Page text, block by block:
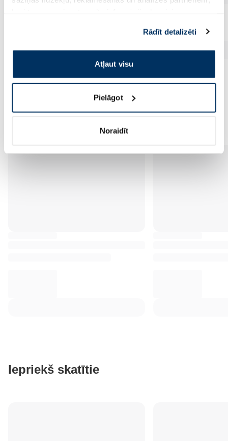
pakalpojumus. Ja piekrītat šo papildu sīkdatņu
izmantošanai, lūdzu, atzīmējiet savu izvēli:
Rādīt detalizēti
Atļaut visu
Pielāgot
Noraidīt
Vēl no šī zīmola
Iepriekš skatītie